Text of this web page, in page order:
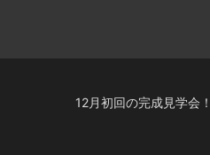
12月初回の完成見学会！